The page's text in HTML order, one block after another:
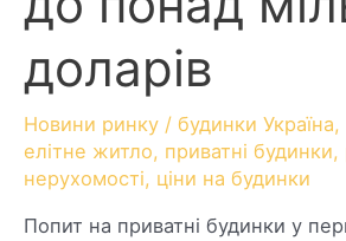
доларів
Новини ринку / будинки Україна,
елітне житло, приватні будинки,
нерухомості, ціни на будинки
Попит на приватні будинки у